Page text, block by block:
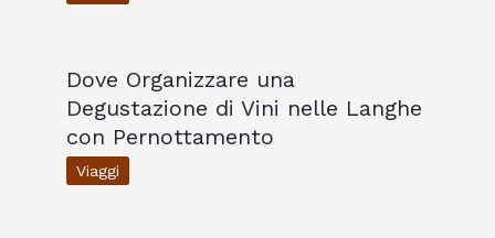
Dove Organizzare una
Degustazione di Vini nelle Langhe
con Pernottamento
Viaggi